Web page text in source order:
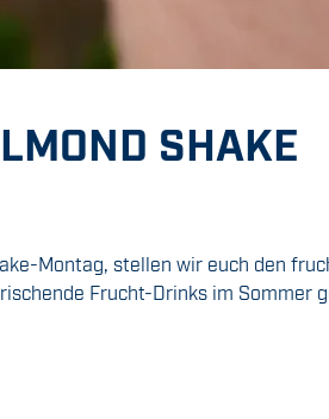
SHAKE
Montag, stellen wir euch den
Frucht-Drinks im Sommer